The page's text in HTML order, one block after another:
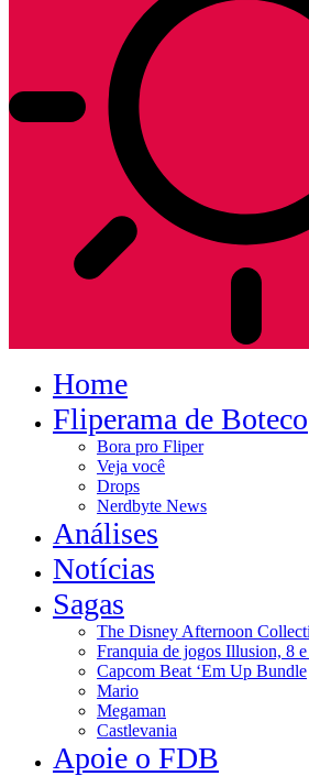
Home
Fliperama de Boteco
Bora pro Fliper
Veja você
Drops
Nerdbyte News
Análises
Notícias
Sagas
The Disney Afternoon
Franquia de jogos Illusion, 8
Capcom Beat ‘Em Up Bundle
Mario
Megaman
Castlevania
Apoie o FDB